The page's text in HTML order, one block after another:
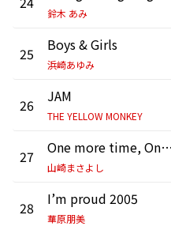
鈴木 あみ
25 Boys & Girls
浜崎あゆみ
26 JAM
THE YELLOW MONKEY
27 One more time, One more chance
山崎まさよし
28 I’m proud 2005
華原朋美